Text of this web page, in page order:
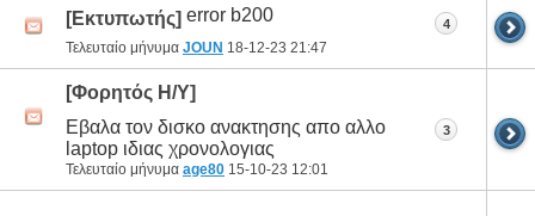
[Εκτυπωτής] error b200
Τελευταίο μήνυμα JOUN 18-12-23 21:47
4
[Φορητός Η/Υ]
Εβαλα τον δισκο ανακτησης απο αλλο
laptop ιδιας χρονολογιας
Τελευταίο μήνυμα age80 15-10-23 12:01
3